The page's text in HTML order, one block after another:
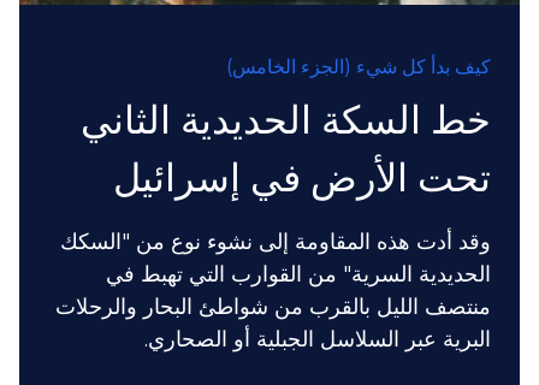
كيف بدأ كل شيء (الجزء الخامس)
خط السكة الحديدية الثاني
تحت الأرض في إسرائيل
وقد أدت هذه المقاومة إلى نشوء نوع من "السكك
الحديدية السرية" من القوارب التي تهبط في
منتصف الليل بالقرب من شواطئ البحار والرحلات
البرية عبر السلاسل الجبلية أو الصحاري.